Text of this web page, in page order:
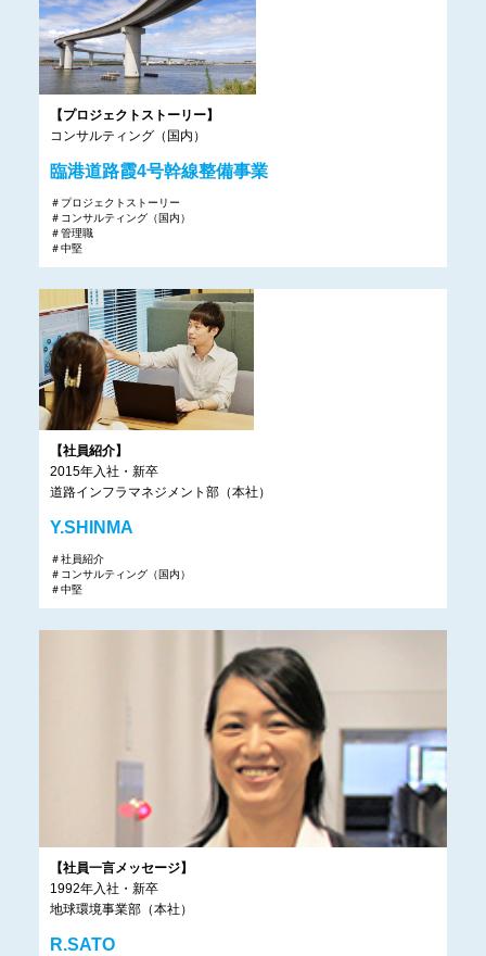
【プロジェクトストーリー】
コンサルティング（国内）
臨港道路霞4号幹線整備事業
＃プロジェクトストーリー
＃コンサルティング（国内）
＃管理職
＃中堅
【社員紹介】
2015年入社・新卒
道路インフラマネジメント部（本社）
Y.SHINMA
＃社員紹介
＃コンサルティング（国内）
＃中堅
【社員一言メッセージ】
1992年入社・新卒
地球環境事業部（本社）
R.SATO